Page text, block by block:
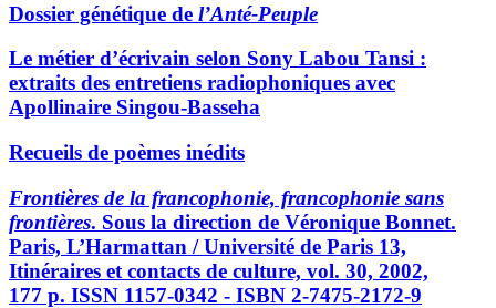
Dossier génétique de l’Anté-Peuple
Le métier d’écrivain selon Sony Labou Tansi :
extraits des entretiens radiophoniques avec
Apollinaire Singou-Basseha
Recueils de poèmes inédits
Frontières de la francophonie, francophonie sans
frontières. Sous la direction de Véronique Bonnet.
Paris, L’Harmattan / Université de Paris 13,
Itinéraires et contacts de culture, vol. 30, 2002,
177 p. ISSN 1157-0342 - ISBN 2-7475-2172-9